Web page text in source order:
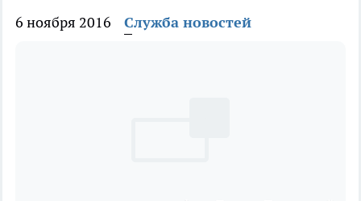
6 ноября 2016 Служба новостей